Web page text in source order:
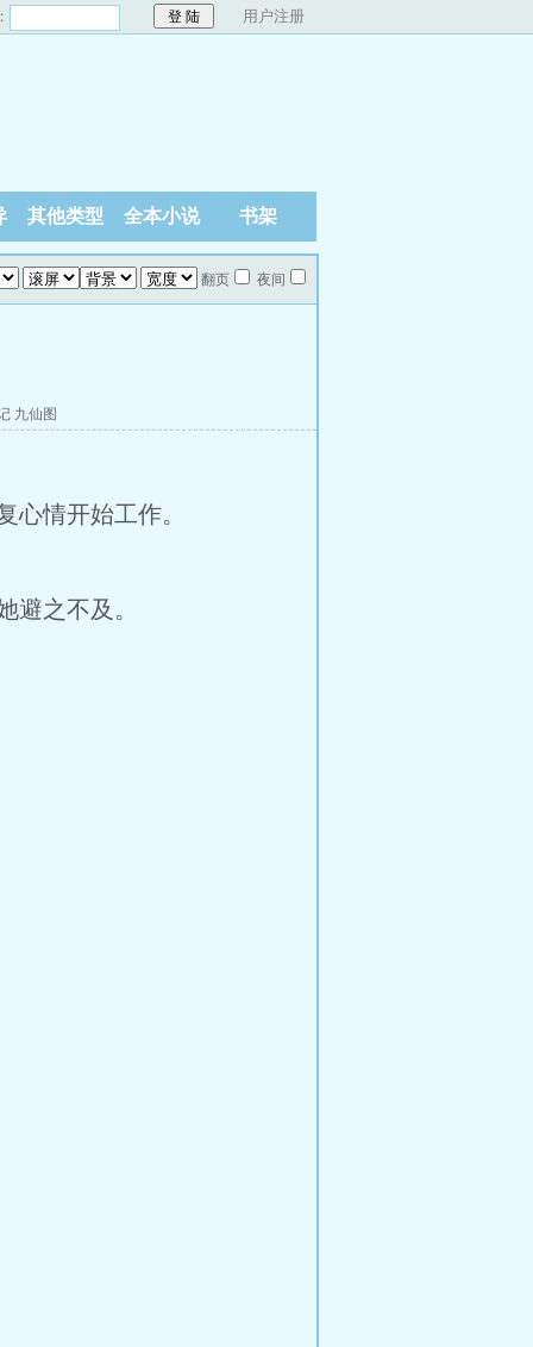
用户注册
其他类型 全本小说 书架
翻页 夜间
九仙图
情开始工作。
避之不及。